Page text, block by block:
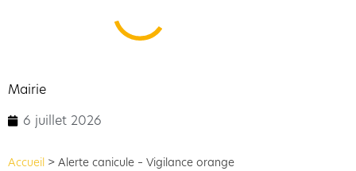
Mairie
6 juillet 2026
Accueil > Alerte canicule – Vigilance orange